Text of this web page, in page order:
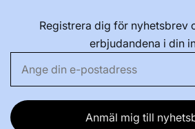
Registrera dig för nyhetsbrev
erbjudandena i din
Anmäl mig till